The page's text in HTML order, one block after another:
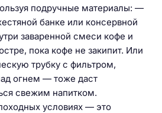
подручные материалы: —
банке или консервной
заваренной смеси кофе и
пока кофе не закипит. Или
трубку с фильтром,
огнем — тоже даст
свежим напитком.
условиях — это